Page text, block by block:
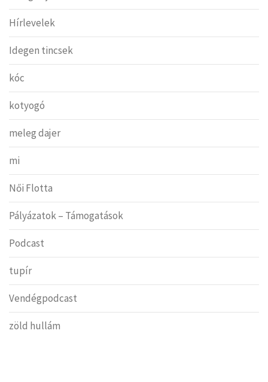
Hírlevelek
Idegen tincsek
kóc
kotyogó
meleg dajer
mi
Női Flotta
Pályázatok – Támogatások
Podcast
tupír
Vendégpodcast
zöld hullám